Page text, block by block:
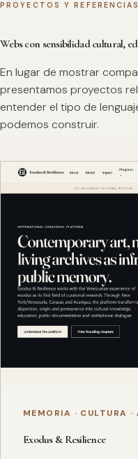
PROYECTOS Y REFERENCIAS
Webs con sensibilidad cultural,
En lugar de mostrar
presentamos proyectos
entender el tipo de
podemos construir.
MEMORIA · CULTURA ·
Exodus & Resilience